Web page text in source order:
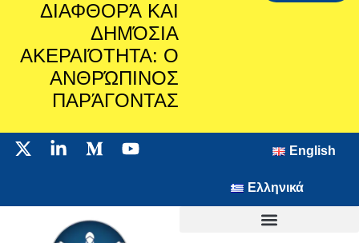
ΔΙΑΦΘΟΡΆ ΚΑΙ
ΔΗΜΌΣΙΑ
ΑΚΕΡΑΙΌΤΗΤΑ: Ο
ΑΝΘΡΏΠΙΝΟΣ
ΠΑΡΆΓΟΝΤΑΣ
English
Ελληνικά